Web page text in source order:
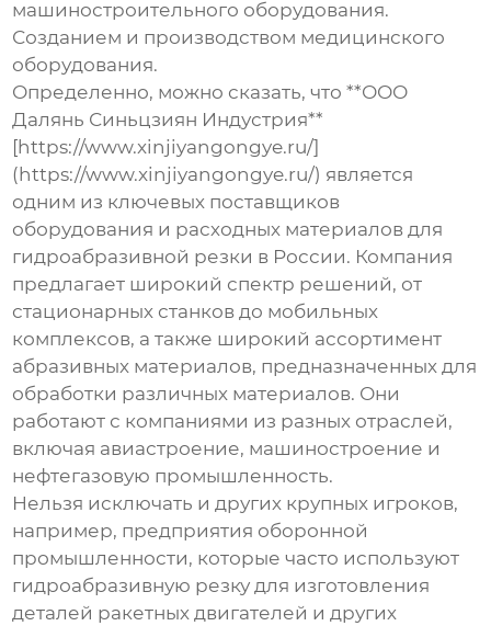
машиностроительного оборудования.
Созданием и производством медицинского
оборудования.
Определенно, можно сказать, что **ООО
Далянь Синьцзиян Индустрия**
[https://www.xinjiyangongye.ru/]
(https://www.xinjiyangongye.ru/) является
одним из ключевых поставщиков
оборудования и расходных материалов для
гидроабразивной резки в России. Компания
предлагает широкий спектр решений, от
стационарных станков до мобильных
комплексов, а также широкий ассортимент
абразивных материалов, предназначенных для
обработки различных материалов. Они
работают с компаниями из разных отраслей,
включая авиастроение, машиностроение и
нефтегазовую промышленность.
Нельзя исключать и других крупных игроков,
например, предприятия оборонной
промышленности, которые часто используют
гидроабразивную резку для изготовления
деталей ракетных двигателей и других